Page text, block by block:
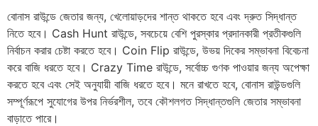
বোনাস রাউন্ডে জেতার জন্য, খেলোয়াড়দের শান্ত থাকতে হবে এবং দ্রুত সিদ্ধান্ত
নিতে হবে। Cash Hunt রাউন্ডে, সবচেয়ে বেশি পুরস্কার প্রদানকারী প্রতীকগুলি
নির্বাচন করার চেষ্টা করতে হবে। Coin Flip রাউন্ডে, উভয় দিকের সম্ভাবনা বিবেচনা
করে বাজি ধরতে হবে। Crazy Time রাউন্ডে, সর্বোচ্চ গুণক পাওয়ার জন্য অপেক্ষা
করতে হবে এবং সেই অনুযায়ী বাজি ধরতে হবে। মনে রাখতে হবে, বোনাস রাউন্ডগুলি
সম্পূর্ণরূপে সুযোগের উপর নির্ভরশীল, তবে কৌশলগত সিদ্ধান্তগুলি জেতার সম্ভাবনা
বাড়াতে পারে।